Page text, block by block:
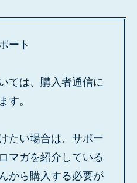
ート
ては、購入者通信に
す。
たい場合は、サポー
マガを紹介している
から購入する必要が